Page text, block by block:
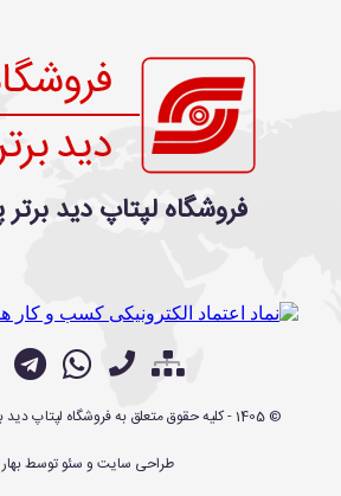
فروشگاه لپتاپ دید برتر
©
1405- کلیه حقوق متعلق بهفروشگاه لپتاپ دید
طراحی سایت و سئوتوسط